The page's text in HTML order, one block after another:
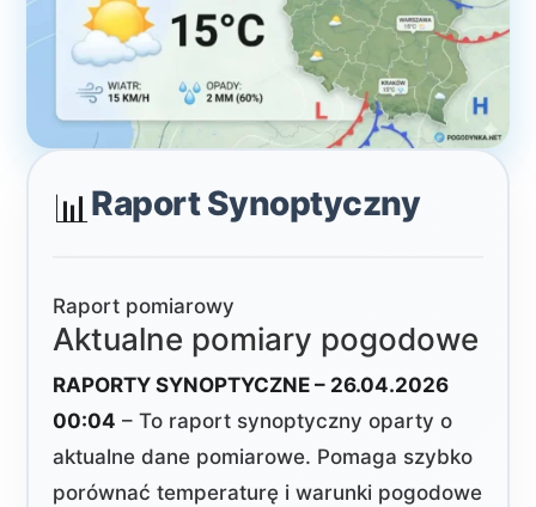
📊Raport Synoptyczny
Raport pomiarowy
Aktualne pomiary pogodowe
RAPORTY SYNOPTYCZNE – 26.04.2026
00:04 – To raport synoptyczny oparty o
aktualne dane pomiarowe. Pomaga szybko
porównać temperaturę i warunki pogodowe